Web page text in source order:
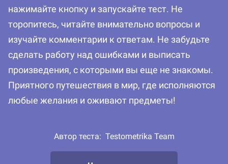
нажимайте кнопку и запускайте тест. Не
торопитесь, читайте внимательно вопросы и
изучайте комментарии к ответам. Не забудьте
сделать работу над ошибками и выписать
произведения, с которыми вы еще не знакомы.
Приятного путешествия в мир, где исполняются
любые желания и оживают предметы!
Автор теста: Testometrika Team